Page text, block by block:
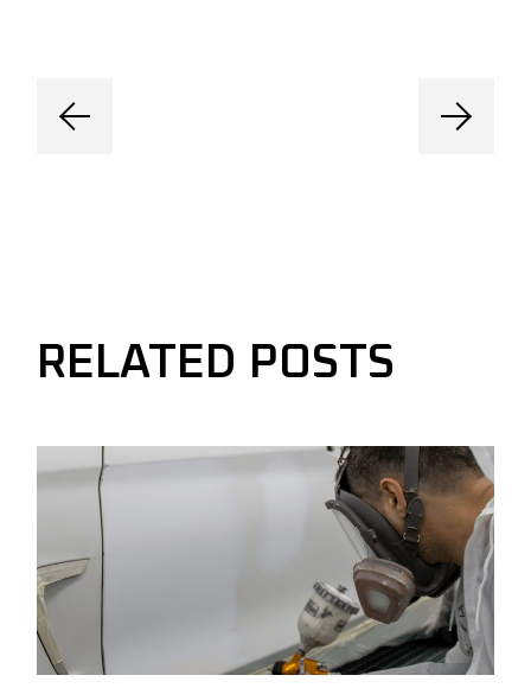
RELATED POSTS